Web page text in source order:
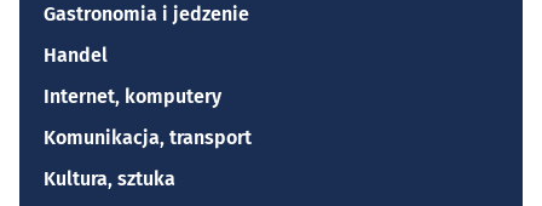
Gastronomia i jedzenie
Handel
Internet, komputery
Komunikacja, transport
Kultura, sztuka